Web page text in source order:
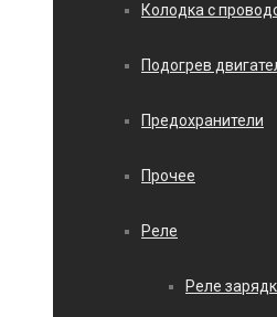
Колодка с
Подогрев
Предохранители
Прочее
Реле
Реле